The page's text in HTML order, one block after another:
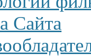
Сайта